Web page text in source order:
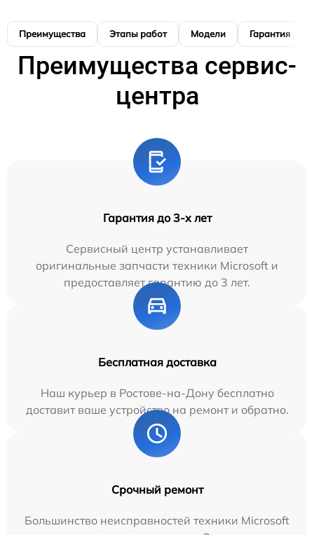
Преимущества Этапы работ Модели Гарантия
Преимущества сервис-
центра
Гарантия до 3-х лет
Сервисный центр устанавливает
оригинальные запчасти техники Microsoft и
предоставляет гарантию до 3 лет.
Бесплатная доставка
Наш курьер в Ростове-на-Дону бесплатно
доставит ваше устройство на ремонт и обратно.
Срочный ремонт
Большинство неисправностей техники Microsoft